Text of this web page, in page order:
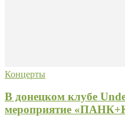
Концерты
В донецком клубе
мероприятие